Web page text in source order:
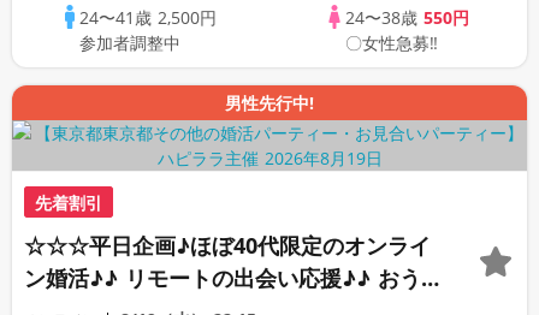
行あり♪♪24〜41歳 2,500円
参加者調整中
24〜38歳 550円
〇女性急募‼
男性先行中!
先着割引
☆☆☆平日企画♪ほぼ40代限定のオンライ
ン婚活♪♪ リモートの出会い応援♪♪ おう